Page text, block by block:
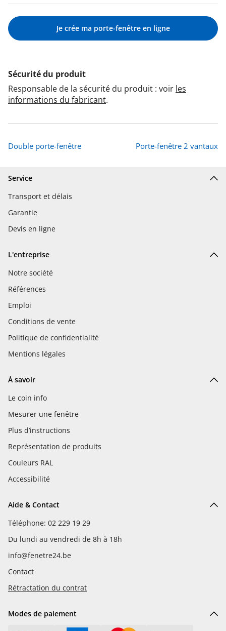
Je crée ma porte-fenêtre en ligne
Sécurité du produit
Responsable de la sécurité du produit : voir les
informations du fabricant.
Double porte-fenêtre Porte-fenêtre 2 vantaux
Service
Transport et délais
Garantie
Devis en ligne
L'entreprise
Notre société
Références
Emploi
Conditions de vente
Politique de confidentialité
Mentions légales
À savoir
Le coin info
Mesurer une fenêtre
Plus d’instructions
Représentation de produits
Couleurs RAL
Accessibilité
Aide & Contact
Téléphone: 02 229 19 29
Du lundi au vendredi de 8h à 18h
info@fenetre24.be
Contact
Rétractation du contrat
Modes de paiement